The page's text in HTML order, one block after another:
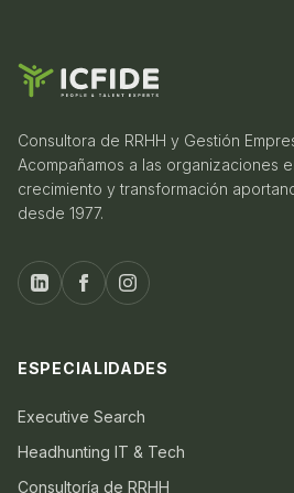
Consultora de RRHH y Gestión
Acompañamos a las organizaciones
crecimiento y transformación
desde 1977.
ESPECIALIDADES
Executive Search
Headhunting IT & Tech
Consultoría de RRHH